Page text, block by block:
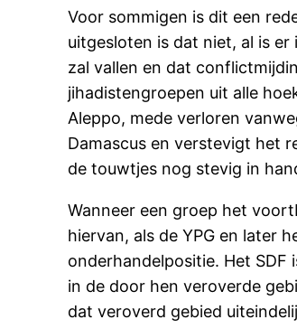
Voor sommigen is dit een
uitgesloten is dat niet, al is
zal vallen en dat
jihadistengroepen uit alle
Aleppo, mede verloren
Damascus en verstevigt het
de touwtjes nog stevig in
Wanneer een groep het
hiervan, als de YPG en later
onderhandelpositie. Het
in de door hen veroverde
dat veroverd gebied